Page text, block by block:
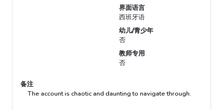
界面语言
西班牙语
幼儿/青少年
否
教师专用
否
备注
The account is chaotic and daunting to navigate through.